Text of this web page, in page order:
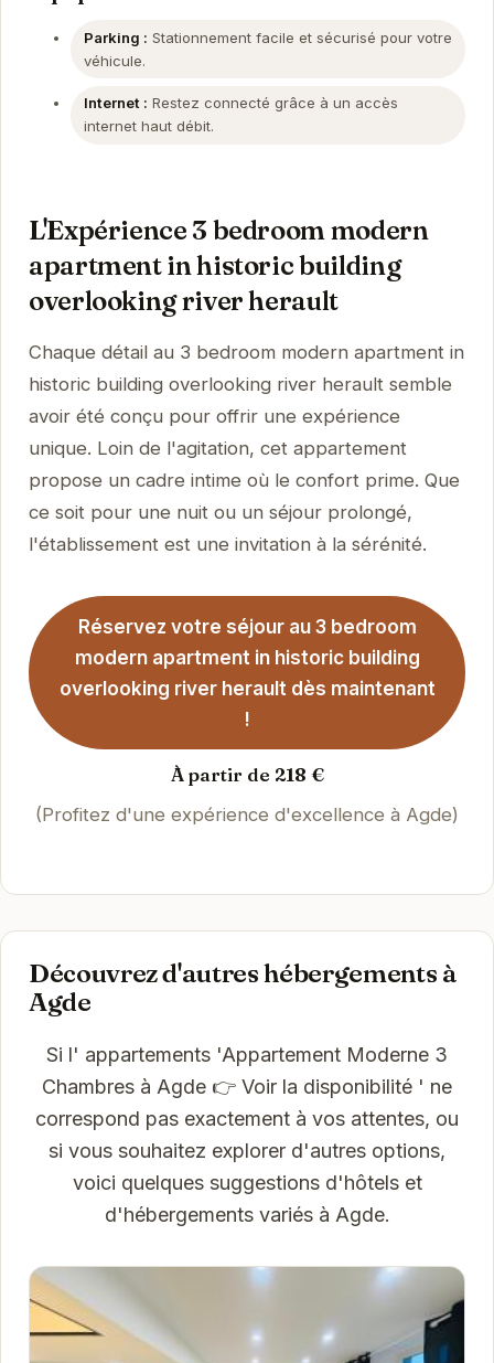
Parking : Stationnement facile et sécurisé pour votre
véhicule.
Internet : Restez connecté grâce à un accès
internet haut débit.
L'Expérience 3 bedroom modern
apartment in historic building
overlooking river herault
Chaque détail au 3 bedroom modern apartment in
historic building overlooking river herault semble
avoir été conçu pour offrir une expérience
unique. Loin de l'agitation, cet appartement
propose un cadre intime où le confort prime. Que
ce soit pour une nuit ou un séjour prolongé,
l'établissement est une invitation à la sérénité.
Réservez votre séjour au 3 bedroom
modern apartment in historic building
overlooking river herault dès maintenant
!
À partir de 218 €
(Profitez d'une expérience d'excellence à Agde)
Découvrez d'autres hébergements à
Agde
Si l' appartements 'Appartement Moderne 3
Chambres à Agde 👉 Voir la disponibilité ' ne
correspond pas exactement à vos attentes, ou
si vous souhaitez explorer d'autres options,
voici quelques suggestions d'hôtels et
d'hébergements variés à Agde.